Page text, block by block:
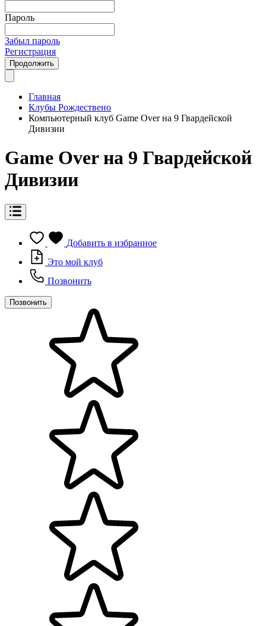
Пароль
Забыл пароль
Регистрация
Продолжить
Главная
Клубы Рождествено
Компьютерный клуб Game Over на 9 Гвардейской
Дивизии
Game Over на 9 Гвардейской
Дивизии
Добавить в избранное
Это мой клуб
Позвонить
Позвонить